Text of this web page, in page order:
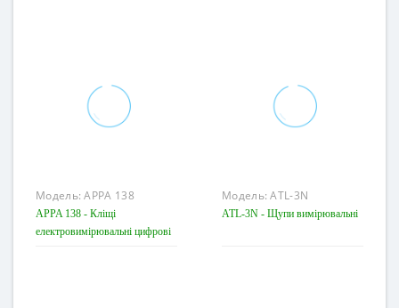
Модель:APPA 138
APPA 138 - Кліщі
електровимірювальні цифрові
Модель:ATL-3N
ATL-3N - Щупи вимірювальні